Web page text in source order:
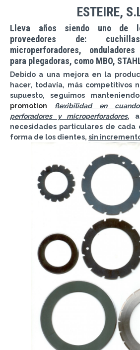
ESTEIRE,
Lleva años siendo uno de
proveedores de:
microperforadores,
para plegadoras, como MBO,
Debido a una mejora en la
hacer, todavía, más competitivos
supuesto, seguimos
promotion flexibilidad en
perforadores y microperforadores,
necesidades particulares de cada
forma de los dientes, sin